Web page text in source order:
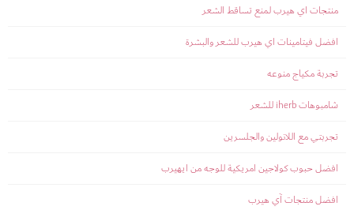
منتجات اي هيرب لمنع تساقط الشعر
افضل فيتامينات اي هيرب للشعر والبشرة
تجربة مكياج منوعه
شامبوهات iherb للشعر
تجربتي مع اللانولين والجلسرين
افضل حبوب كولاجين امريكية للوجه من ايهيرب
افضل منتجات آي هيرب